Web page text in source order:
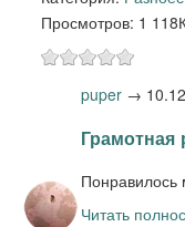
Просмотров: 1 118
puper →
Грамотная
Понравилось
Читать